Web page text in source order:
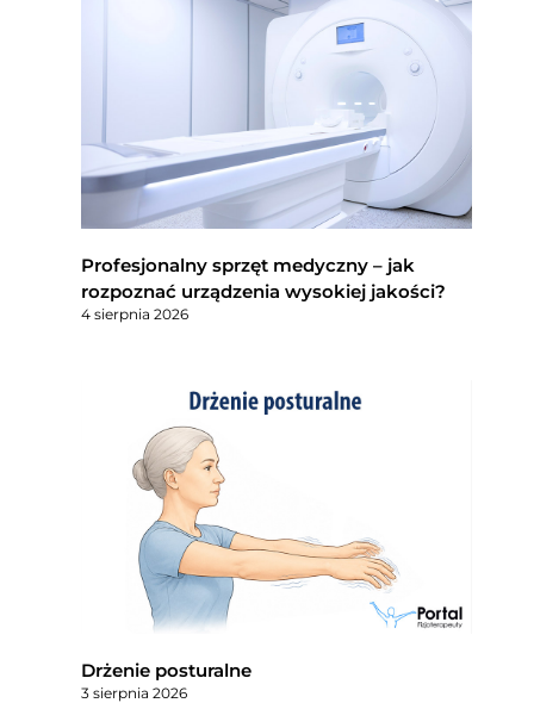
Profesjonalny sprzęt medyczny – jak
rozpoznać urządzenia wysokiej jakości?
4 sierpnia 2026
Drżenie posturalne
3 sierpnia 2026